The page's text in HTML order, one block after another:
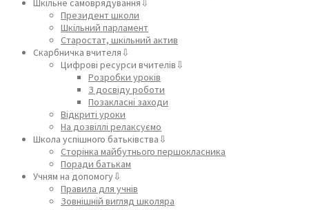
Шкільне самоврядування⇩
Президент школи
Шкільний парламент
Старостат, шкільний актив
Скарбничка вчителя⇩
Цифрові ресурси вчителів⇩
Розробки уроків
З досвіду роботи
Позакласні заходи
Відкриті уроки
На дозвіллі релаксуємо
Школа успішного батьківства⇩
Сторінка майбутнього першокласника
Поради батькам
Учням на допомогу⇩
Правила для учнів
Зовнішній вигляд школяра